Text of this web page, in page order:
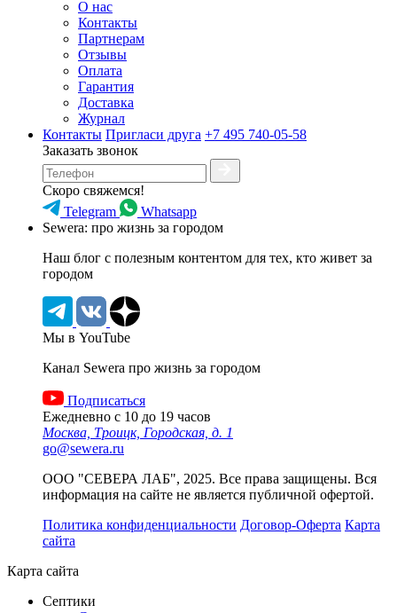
О нас
Контакты
Партнерам
Отзывы
Оплата
Гарантия
Доставка
Журнал
Контакты Пригласи друга +7 495 740-05-58
Заказать звонок
Скоро свяжемся!
Telegram
Whatsapp
Sewera: про жизнь за городом
Наш блог c полезным контентом для тех, кто живет за
городом
Мы в YouTube
Канал Sewera про жизнь за городом
Подписаться
Ежедневно с 10 до 19 часов
Москва, Троицк, Городская, д. 1
go@sewera.ru
ООО "СЕВЕРА ЛАБ", 2025. Все права защищены. Вся
информация на сайте не является публичной офертой.
Политика конфиденциальности Договор-Оферта Карта
сайта
Карта сайта
Септики